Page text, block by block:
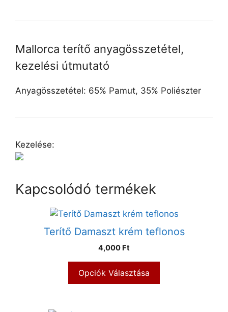
Mallorca terítő anyagösszetétel,
kezelési útmutató
Anyagösszetétel: 65% Pamut, 35% Poliészter
Kezelése:
Kapcsolódó termékek
Terítő Damaszt krém teflonos
4,000 Ft
Opciók Választása